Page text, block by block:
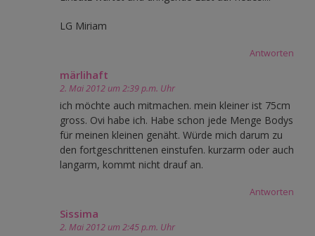
LG Miriam
Antworten
märlihaft
2. Mai 2012 um 2:39 p.m. Uhr
ich möchte auch mitmachen. mein kleiner ist 75cm
gross. Ovi habe ich. Habe schon jede Menge Bodys
für meinen kleinen genäht. Würde mich darum zu
den fortgeschrittenen einstufen. kurzarm oder auch
langarm, kommt nicht drauf an.
Antworten
Sissima
2. Mai 2012 um 2:45 p.m. Uhr